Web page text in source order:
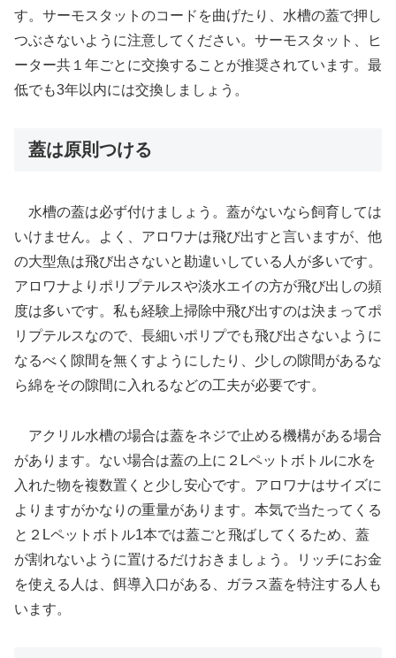
す。サーモスタットのコードを曲げたり、水槽の蓋で押し
つぶさないように注意してください。サーモスタット、ヒ
ーター共１年ごとに交換することが推奨されています。最
低でも3年以内には交換しましょう。
蓋は原則つける
水槽の蓋は必ず付けましょう。蓋がないなら飼育しては
いけません。よく、アロワナは飛び出すと言いますが、他
の大型魚は飛び出さないと勘違いしている人が多いです。
アロワナよりポリプテルスや淡水エイの方が飛び出しの頻
度は多いです。私も経験上掃除中飛び出すのは決まってポ
リプテルスなので、長細いポリプでも飛び出さないように
なるべく隙間を無くすようにしたり、少しの隙間があるな
ら綿をその隙間に入れるなどの工夫が必要です。
アクリル水槽の場合は蓋をネジで止める機構がある場合
があります。ない場合は蓋の上に２Lペットボトルに水を
入れた物を複数置くと少し安心です。アロワナはサイズに
よりますがかなりの重量があります。本気で当たってくる
と２Lペットボトル1本では蓋ごと飛ばしてくるため、蓋
が割れないように置けるだけおきましょう。リッチにお金
を使える人は、餌導入口がある、ガラス蓋を特注する人も
います。